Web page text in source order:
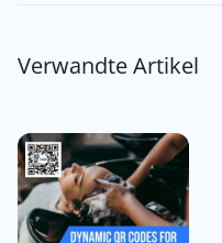
Verwandte Artikel